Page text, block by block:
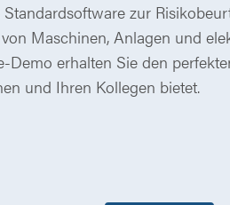
zur
Maschinen, Anlagen und
Demo erhalten Sie den
und Ihren Kollegen bietet.